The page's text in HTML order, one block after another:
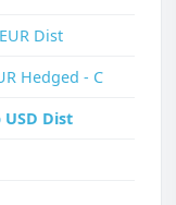
Dist
Hedged - C
USD Dist